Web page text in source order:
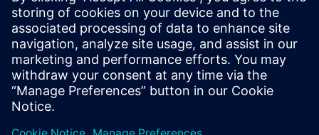
bilo koji energetski intenzivni subjekt/organizaciju. 6E
iBHMS pruža jedinstven uvid u zdravlje UPS sustava i
povezanih blokova baterija, pružajući informacije o nizu i
r...
Saznajte više